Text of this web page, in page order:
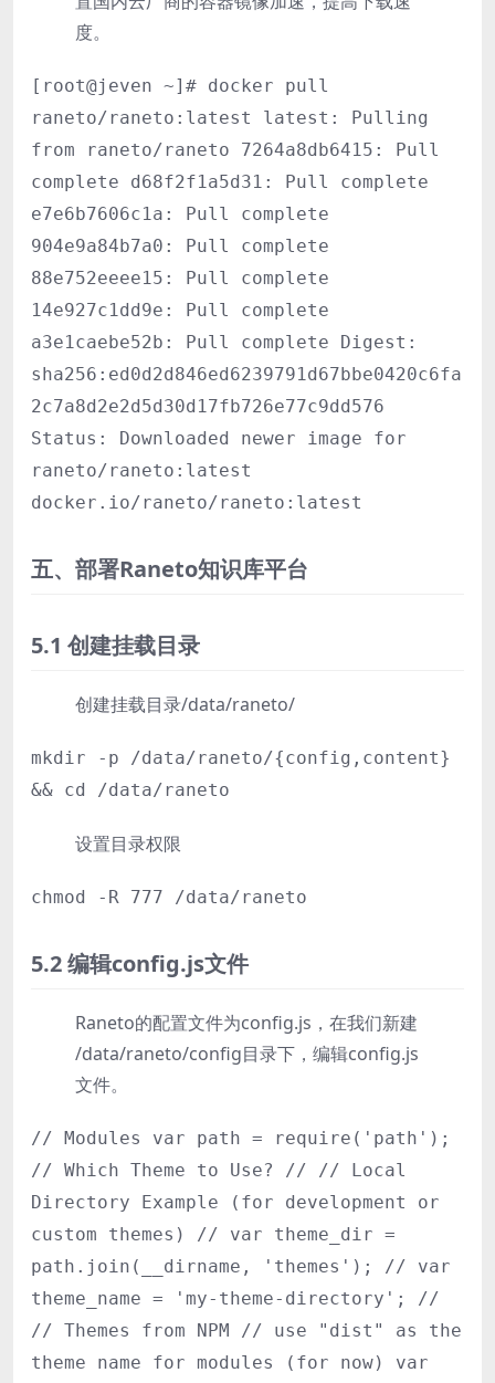
度。
[root@jeven ~]# docker pull
raneto/raneto:latest latest: Pulling
from raneto/raneto 7264a8db6415: Pull
complete d68f2f1a5d31: Pull complete
e7e6b7606c1a: Pull complete
904e9a84b7a0: Pull complete
88e752eeee15: Pull complete
14e927c1dd9e: Pull complete
a3e1caebe52b: Pull complete Digest:
sha256:ed0d2d846ed6239791d67bbe0420c6fa
2c7a8d2e2d5d30d17fb726e77c9dd576
Status: Downloaded newer image for
raneto/raneto:latest
docker.io/raneto/raneto:latest
五、部署Raneto知识库平台
5.1 创建挂载目录
创建挂载目录/data/raneto/
mkdir -p /data/raneto/{config,content}
&& cd /data/raneto
设置目录权限
chmod -R 777 /data/raneto
5.2 编辑config.js文件
Raneto的配置文件为config.js，在我们新建
/data/raneto/config目录下，编辑config.js
文件。
// Modules var path = require('path');
// Which Theme to Use? // // Local
Directory Example (for development or
custom themes) // var theme_dir =
path.join(__dirname, 'themes'); // var
theme_name = 'my-theme-directory'; //
// Themes from NPM // use "dist" as the
theme name for modules (for now) var